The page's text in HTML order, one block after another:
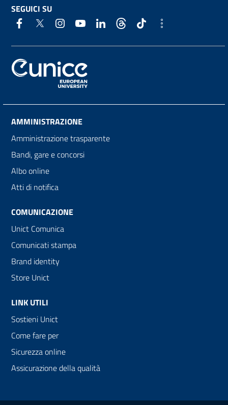
SEGUICI SU
AMMINISTRAZIONE
Amministrazione trasparente
Bandi, gare e concorsi
Albo online
Atti di notifica
COMUNICAZIONE
Unict Comunica
Comunicati stampa
Brand identity
Store Unict
LINK UTILI
Sostieni Unict
Come fare per
Sicurezza online
Assicurazione della qualità